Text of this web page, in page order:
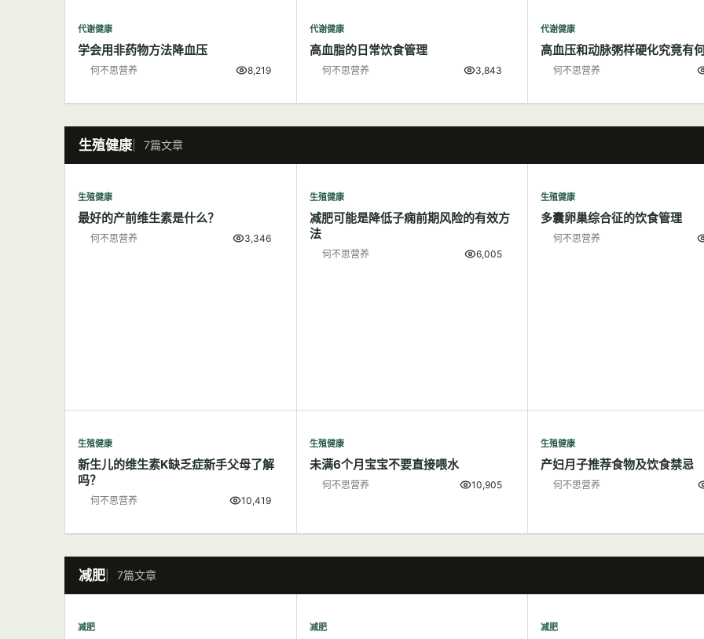
代谢健康
学会用非药物方法降血压
何不思营养 8,219
代谢健康
高血脂的日常饮食管理
何不思营养 3,843
代谢健康
高血压和动脉粥样硬化究竟有
何不思营养
生殖健康 7篇文章
生殖健康
最好的产前维生素是什么？
何不思营养 3,346
生殖健康
减肥可能是降低子痫前期风险的有效方
法
何不思营养 6,005
生殖健康
多囊卵巢综合征的饮食管理
何不思营养
生殖健康
新生儿的维生素K缺乏症新手父母了解
吗？
何不思营养 10,419
生殖健康
未满6个月宝宝不要直接喂水
何不思营养 10,905
生殖健康
产妇月子推荐食物及饮食禁忌
何不思营养
减肥 7篇文章
减肥 减肥 减肥